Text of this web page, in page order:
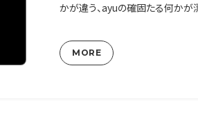
かが違う、ayuの確固たる何かが
MORE